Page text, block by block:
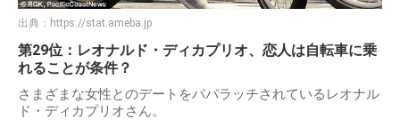
出典： https://stat.ameba.jp
第29位：レオナルド・ディカプリオ、恋人は自転車に乗
れることが条件？
さまざまな女性とのデートをパパラッチされているレオナル
ド・ディカプリオさん。